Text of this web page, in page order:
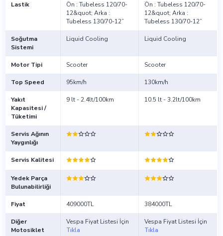
Lastik
Ön : Tubeless 120/70-
12&quot; Arka :
Tubeless 130/70-12”
Ön : Tubeless 120/70-
12&quot; Arka :
Tubeless 130/70-12”
Soğutma
Sistemi
Liquid Cooling Liquid Cooling
Motor Tipi Scooter Scooter
Top Speed 95km/h 130km/h
Yakıt
Kapasitesi /
Tüketimi
9 lt - 2.4lt/100km 10.5 lt - 3.2lt/100km
Servis Ağının
Yaygınlığı
Servis Kalitesi
Yedek Parça
Bulunabilirliği
Fiyat 409000TL 384000TL
Diğer
Motosiklet
Vespa Fiyat Listesi İçin
Tıkla
Vespa Fiyat Listesi İçin
Tıkla